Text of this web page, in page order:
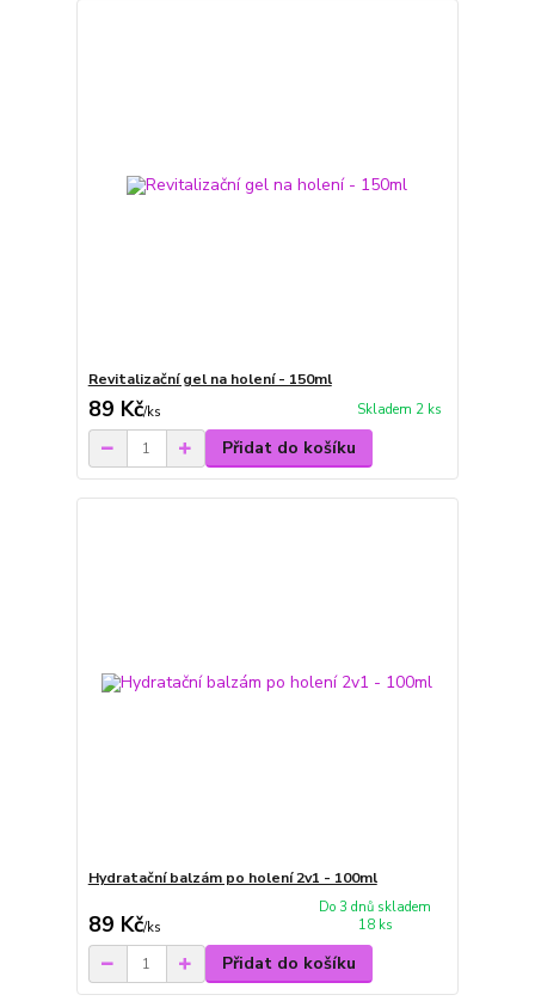
Revitalizační gel na holení - 150ml
89 Kč/ks Skladem 2 ks
Přidat do košíku
Hydratační balzám po holení 2v1 - 100ml
89 Kč/ks
Do 3 dnů skladem
18 ks
Přidat do košíku